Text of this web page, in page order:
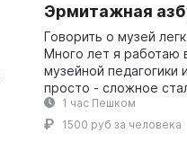
Эрмитажная
Говорить о музей
Много лет я работаю
музейной педагогики
просто - сложное
привычным делом. Эта
рассчитала на
1 час Пешком
1500 руб за человека